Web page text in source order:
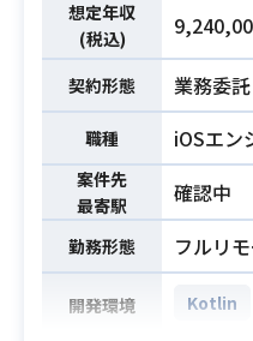
・キャ
メータ
験
・ディ
として
業務を
想定年収
(税込)
契約形態 業務委託
職種 iOSエン
案件先
最寄駅
確認中
勤務形態 フルリ
開発環境 Kotlin